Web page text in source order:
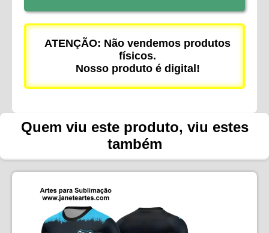
ATENÇÃO: Não vendemos produtos
físicos.
Nosso produto é digital!
Quem viu este produto, viu estes
também